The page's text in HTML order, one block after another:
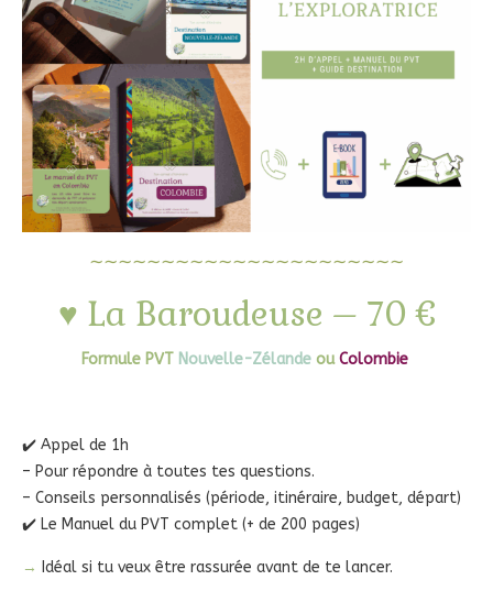
∼∼∼∼∼∼∼∼∼∼∼∼∼∼∼∼∼∼∼∼∼∼
♥ La Baroudeuse – 70 €
Formule PVT Nouvelle-Zélande ou Colombie
✔️ Appel de 1h
– Pour répondre à toutes tes questions.
– Conseils personnalisés (période, itinéraire, budget, départ)
✔️ Le Manuel du PVT complet (+ de 200 pages)
→ Idéal si tu veux être rassurée avant de te lancer.